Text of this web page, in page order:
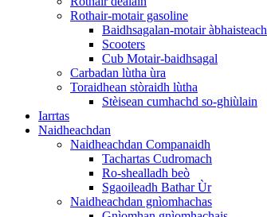
Rothair-motair gasoline
Baidhsagalan-motair àbhaisteach
Scooters
Cub Motair-baidhsagal
Carbadan lùtha ùra
Toraidhean stòraidh lùtha
Stèisean cumhachd so-ghiùlain
Iarrtas
Naidheachdan
Naidheachdan Companaidh
Tachartas Cudromach
Ro-shealladh beò
Sgaoileadh Bathar Ùr
Naidheachdan gnìomhachas